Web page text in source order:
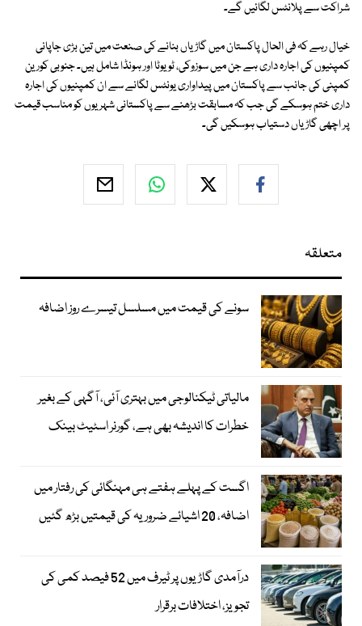
شراکت سے پلانٹس لگائیں گے۔
خیال رہے کہ فی الحال پاکستان میں گاڑیاں بنانے کی صنعت میں تین بڑی جاپانی
کمپنیوں کی اجارہ داری ہے جن میں سوزوکی، ٹویوٹا اور ہونڈا شامل ہیں۔ جنوبی کورین
کمپنی کی جانب سے پاکستان میں پیداواری یونٹس لگانے سے ان کمپنیوں کی اجارہ
داری ختم ہوسکے گی جب کہ مسابقت بڑھنے سے پاکستانی شہریوں کو مناسب قیمت
پر اچھی گاڑیاں دستیاب ہوسکیں گی۔
متعلقہ
سونے کی قیمت میں مسلسل تیسرے روز اضافہ
مالیاتی ٹیکنالوجی میں بہتری آئی، آگہی کے بغیر
خطرات کا اندیشہ بھی ہے، گورنر اسٹیٹ بینک
اگست کے پہلے ہفتے ہی مہنگائی کی رفتار میں
اضافہ، 20 اشیائے ضروریہ کی قیمتیں بڑھ گئیں
درآمدی گاڑیوں پر ٹیرف میں 52 فیصد کمی کی
تجویز، اختلافات برقرار